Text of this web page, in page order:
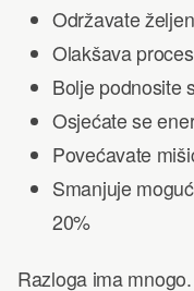
Održavate
Olakšava
Bolje podnosite
Osjećate se
Povećavate
Smanjuje
20%
Razloga ima